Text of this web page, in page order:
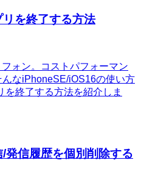
を終了する方法
ォン。コストパフォーマン
なiPhoneSE/iOS16の使い方
終了する方法を紹介しま
信履歴を個別削除する